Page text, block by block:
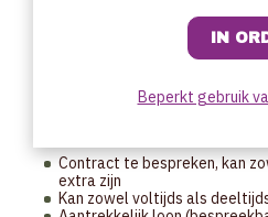
Contract te bespreken, kan
extra zijn
Kan zowel voltijds als
Beperkt gebruik